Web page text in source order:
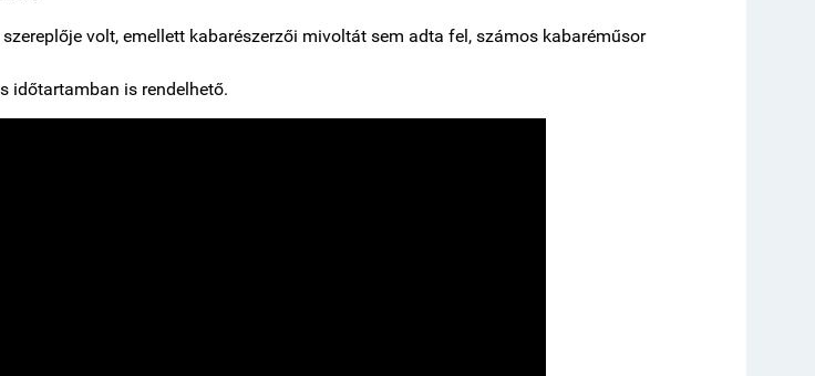
volt, emellett kabarészerzői mivoltát sem adta fel, számos kabaréműsor
időtartamban is rendelhető.